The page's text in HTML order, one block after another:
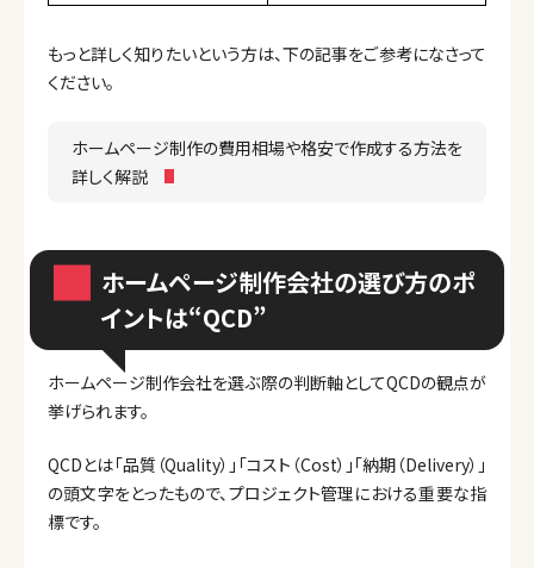
もっと詳しく知りたいという方は、下の記事をご参考になさって
ください。
ホームページ制作の費用相場や格安で作成する方法を
詳しく解説
ホームページ制作会社の選び方のポ
イントは“QCD”
ホームページ制作会社を選ぶ際の判断軸としてQCDの観点が
挙げられます。
QCDとは「品質（Quality）」「コスト（Cost）」「納期（Delivery）」
の頭文字をとったもので、プロジェクト管理における重要な指
標です。